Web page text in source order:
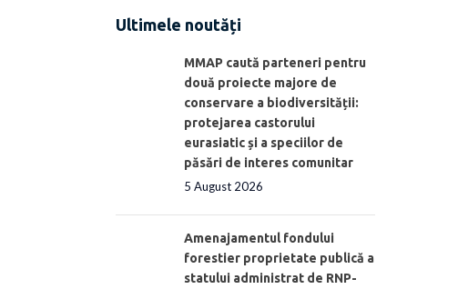
Ultimele noutăți
MMAP caută parteneri pentru
două proiecte majore de
conservare a biodiversității:
protejarea castorului
eurasiatic și a speciilor de
păsări de interes comunitar
5 August 2026
Amenajamentul fondului
forestier proprietate publică a
statului administrat de RNP-